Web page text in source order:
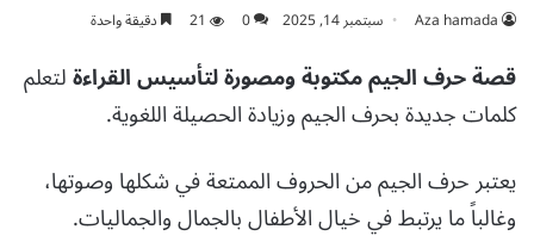
Aza hamada سبتمبر 14, 2025 0
21 دقيقة واحدة
قصة حرف الجيم مكتوبة ومصورة لتأسيس القراءةلتعلم
كلمات جديدة بحرف الجيم وزيادة الحصيلة اللغوية.
يعتبر حرف الجيم من الحروف الممتعة في شكلها وصوتها،
وغالباً ما يرتبط في خيال الأطفال بالجمال والجماليات.